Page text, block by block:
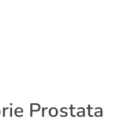
Prostata